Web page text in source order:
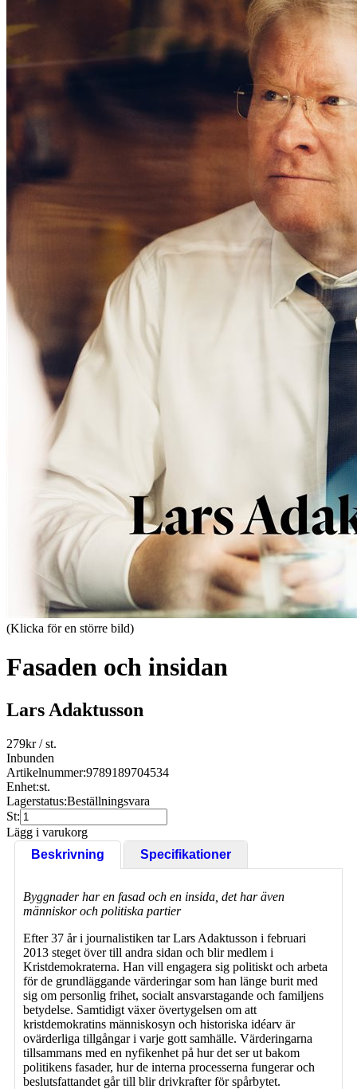
(Klicka för en större bild)
Fasaden och insidan
Lars Adaktusson
279kr/ st.
Inbunden
Artikelnummer:9789189704534
Enhet:st.
Lagerstatus:Beställningsvara
St:
Lägg i varukorg
Beskrivning
Specifikationer
Byggnader har en fasad och en insida, det har även
människor och politiska partier
Efter 37 år i journalistiken tar Lars Adaktusson i februari
2013 steget över till andra sidan och blir medlem i
Kristdemokraterna. Han vill engagera sig politiskt och arbeta
för de grundläggande värderingar som han länge burit med
sig om personlig frihet, socialt ansvarstagande och familjens
betydelse. Samtidigt växer övertygelsen om att
kristdemokratins människosyn och historiska idéarv är
ovärderliga tillgångar i varje gott samhälle. Värderingarna
tillsammans med en nyfikenhet på hur det ser ut bakom
politikens fasader, hur de interna processerna fungerar och
beslutsfattandet går till blir drivkrafter för spårbytet.